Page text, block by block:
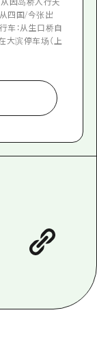
从四国/今张出
车：从生口桥自
大滨停车场（上